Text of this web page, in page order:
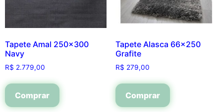
Tapete Amal 250×300
Navy
R$ 2.779,00
Comprar
Tapete Alasca 66×250
Grafite
R$ 279,00
Comprar